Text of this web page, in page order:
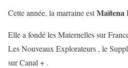
Cette année, la marraine estMaïtena
Elle a fondé les Maternelles sur
Les Nouveaux Explorateurs , le
sur Canal + .